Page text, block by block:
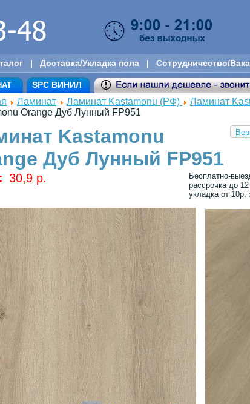
| Доставка/Укладка пола | Сотрудничество/
SPC ВИНИЛ
Ламинат Ламинат Kastamonu (РФ) Ламинат
Orange Дуб Лунный FP951
Kastamonu
Дуб Лунный FP951
Бесплатно-
рассрочка до
укладка от 10р.
30,9 p.